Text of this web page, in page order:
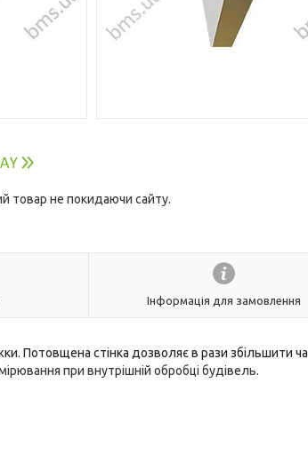
товар не покидаючи сайту.
Інформація для замовлення
Потовщена стінка дозволяє в рази збільшити
при внутрішній обробці будівель.